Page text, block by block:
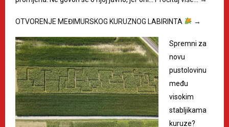
OTVORENJE MEĐIMURSKOG KURUZNOG LABIRINTA →
Spremni za
novu
pustolovinu
među
visokim
stabljikama
kuruze?